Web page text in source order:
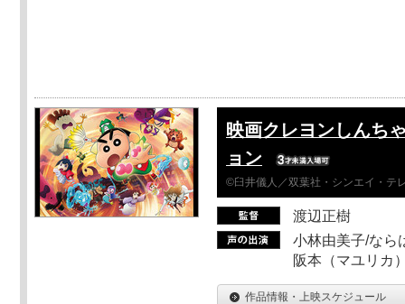
映画クレヨンしんち
ョン
©臼井儀人／双葉社・シンエイ・テ
渡辺正樹
小林由美子/なら
阪本（マユリカ
作品情報・上映スケジュール